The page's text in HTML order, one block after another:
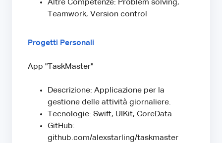
Altre Competenze: Problem solving,
Teamwork, Version control
Progetti Personali
App "TaskMaster"
Descrizione: Applicazione per la
gestione delle attività giornaliere.
Tecnologie: Swift, UIKit, CoreData
GitHub:
github.com/alexstarling/taskmaster